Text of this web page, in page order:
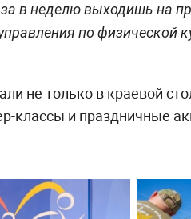
в неделю выходишь на
по физической
не только в краевой
классы и праздничные